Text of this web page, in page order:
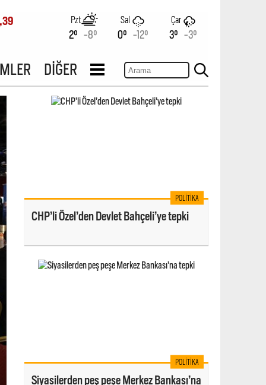
Pzt
2° -8°
Sal
0° -12°
Çar
3° -3°
DİĞER
POLITIKA
CHP’li Özel’den Devlet Bahçeli’ye tepki
POLITIKA
Siyasilerden peş peşe Merkez Bankası’na